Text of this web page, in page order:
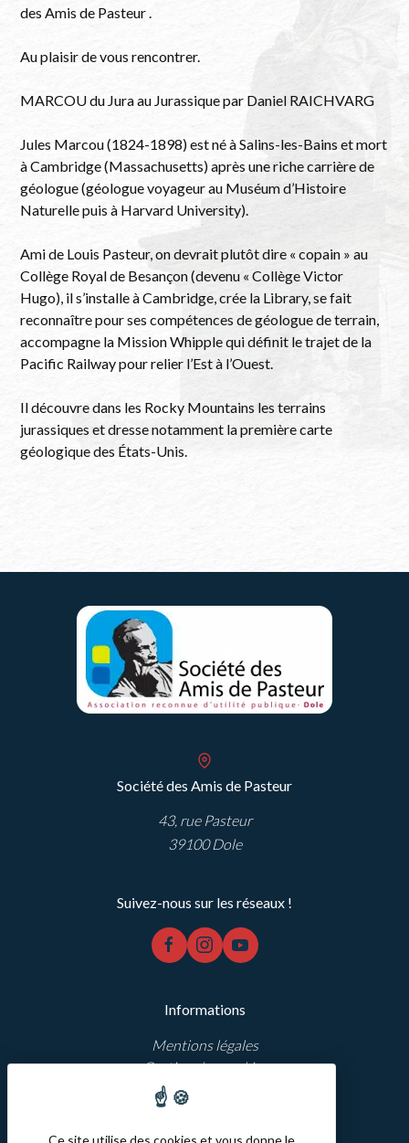
des
des Amis de Pasteur .
Au plaisir de vous rencontrer.
MARCOU du Jura au Jurassique par Daniel RAICHVARG
Jules Marcou (1824-1898) est né à Salins-les-Bains et mort
à Cambridge (Massachusetts) après une riche carrière de
géologue (géologue voyageur au Muséum d’Histoire
Naturelle puis à Harvard University).
Ami de Louis Pasteur, on devrait plutôt dire « copain » au
Collège Royal de Besançon (devenu « Collège Victor
Hugo), il s’installe à Cambridge, crée la Library, se fait
reconnaître pour ses compétences de géologue de terrain,
accompagne la Mission Whipple qui définit le trajet de la
Pacific Railway pour relier l’Est à l’Ouest.
Il découvre dans les Rocky Mountains les terrains
jurassiques et dresse notamment la première carte
géologique des États-Unis.
Société des Amis de Pasteur
43, rue Pasteur
39100 Dole
Suivez-nous sur les réseaux !
facebook
instagramyoutube
Informations
Mentions légales
Gestion des cookies
Réalisation Koredge
Ce site utilise des cookies et vous donne le